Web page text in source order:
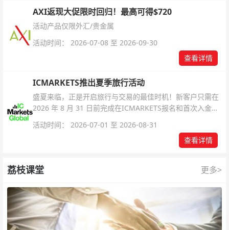
AXI返现大促限时回归！最高可得$720
活动产品仅限外汇/贵金属
活动时间： 2026-07-08 至 2026-09-30
查看详情
ICMARKETS推出夏季旅行活动
盛夏来临，正是开启旅行与交易的最佳时机！新客户只需在
2026 年 8 月 31 日前完成在ICMARKETS报名和首次入金即
活动时间： 2026-07-01 至 2026-08-31
查看详情
荔枝课堂 更多>